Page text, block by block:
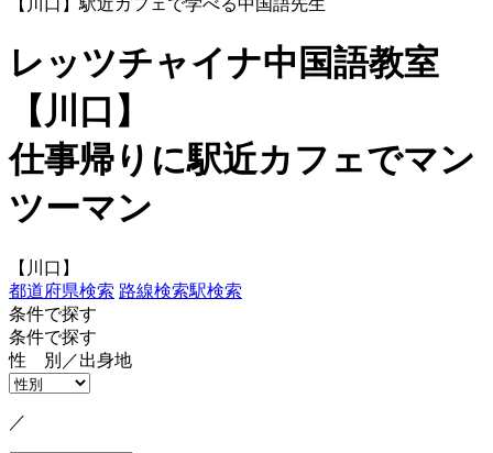
【川口】駅近カフェで学べる中国語先生
レッツチャイナ中国語教室
【川口】
仕事帰りに駅近カフェでマン
ツーマン
【川口】
都道府県検索 路線検索駅検索
条件で探す
条件で探す
性 別／出身地
／